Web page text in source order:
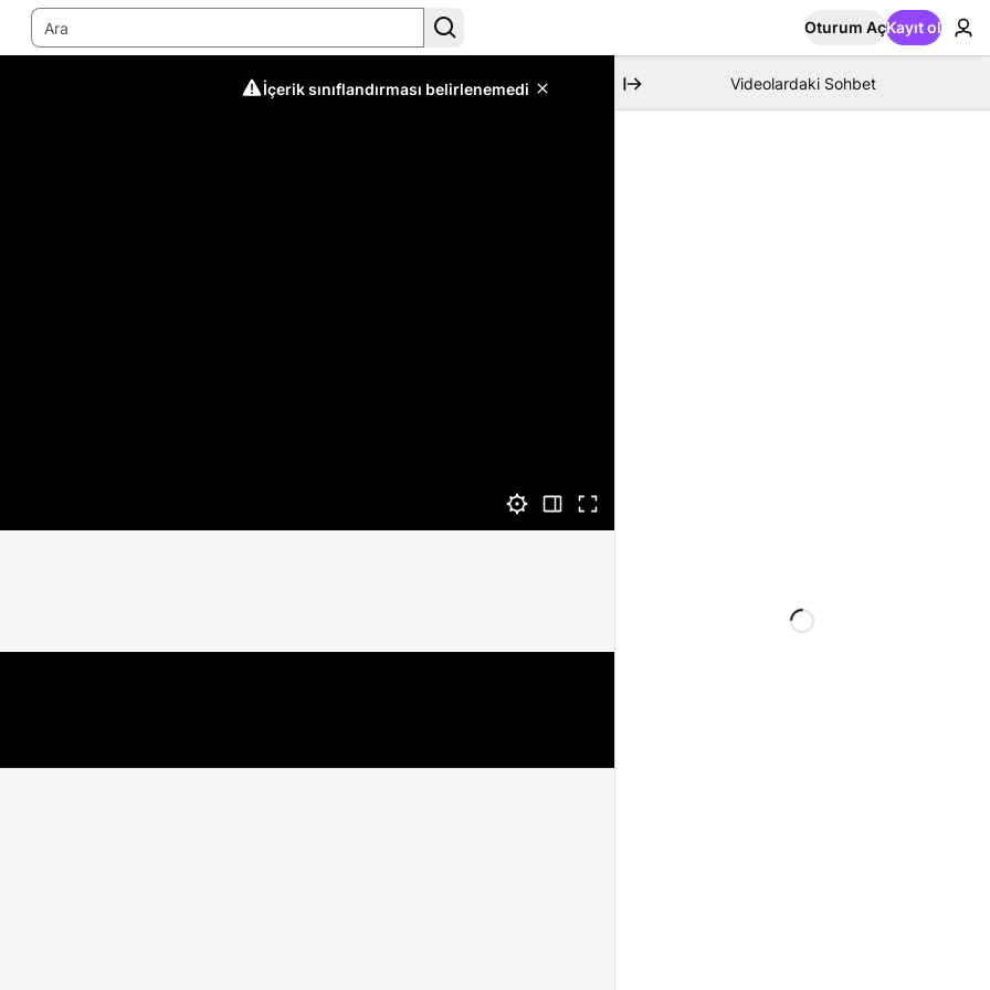
Oturum AçKayıt ol
İçerik sınıflandırması belirlenemedi Videolardaki Sohbet